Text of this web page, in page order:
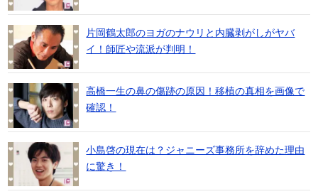
片岡鶴太郎のヨガのナウリと内臓剥がしがヤバ
イ！師匠や流派が判明！
高橋一生の鼻の傷跡の原因！移植の真相を画像で
確認！
小島啓の現在は？ジャニーズ事務所を辞めた理由
に驚き！